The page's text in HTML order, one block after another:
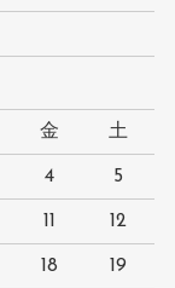
金 土
4 5
11 12
18 19